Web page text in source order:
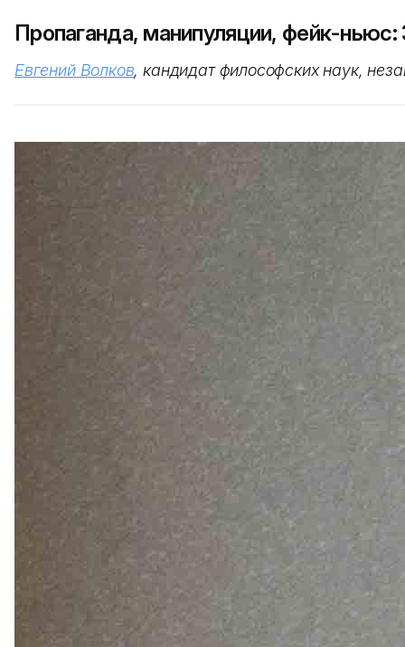
Пропаганда, манипуляции, фейк-
Евгений Волков, кандидат философских наук,